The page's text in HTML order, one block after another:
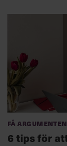
Få argumenten
6 tips för